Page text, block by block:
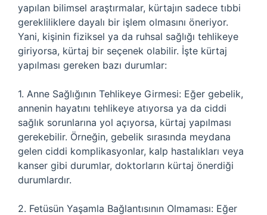
yapılan bilimsel araştırmalar, kürtajın sadece tıbbi
gerekliliklere dayalı bir işlem olmasını öneriyor.
Yani, kişinin fiziksel ya da ruhsal sağlığı tehlikeye
giriyorsa, kürtaj bir seçenek olabilir. İşte kürtaj
yapılması gereken bazı durumlar:
1. Anne Sağlığının Tehlikeye Girmesi: Eğer gebelik,
annenin hayatını tehlikeye atıyorsa ya da ciddi
sağlık sorunlarına yol açıyorsa, kürtaj yapılması
gerekebilir. Örneğin, gebelik sırasında meydana
gelen ciddi komplikasyonlar, kalp hastalıkları veya
kanser gibi durumlar, doktorların kürtaj önerdiği
durumlardır.
2. Fetüsün Yaşamla Bağlantısının Olmaması: Eğer